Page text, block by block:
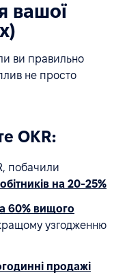
вашої
ви правильно
не просто
OKR:
побачили
на 20-25%
60% вищого
узгодженню
продажі